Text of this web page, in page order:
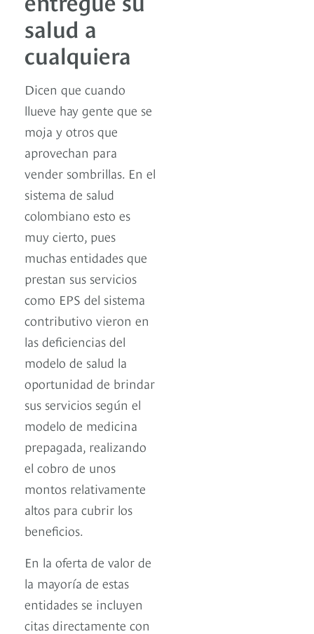
salud a
cualquiera
Dicen que cuando
llueve hay gente que se
moja y otros que
aprovechan para
vender sombrillas. En el
sistema de salud
colombiano esto es
muy cierto, pues
muchas entidades que
prestan sus servicios
como EPS del sistema
contributivo vieron en
las deficiencias del
modelo de salud la
oportunidad de brindar
sus servicios según el
modelo de medicina
prepagada, realizando
el cobro de unos
montos relativamente
altos para cubrir los
beneficios.
En la oferta de valor de
la mayoría de estas
entidades se incluyen
citas directamente con